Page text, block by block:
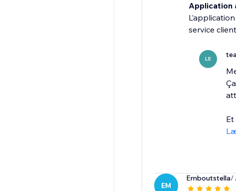
Application
service
LE
Et
EM
Emboutstella/